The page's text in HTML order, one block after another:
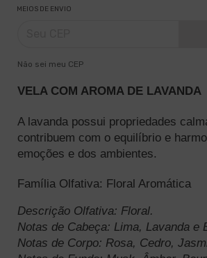
MEIOS DE ENVIO
Não sei meu CEP
VELA COM AROMA DE LAVANDA
A lavanda possui propriedades
contribuem com o equilíbrio e
emoções e dos ambientes.
Família Olfativa: Floral Aromática
Descrição Olfativa: Floral.
Notas de Cabeça: Lima, Lavanda e
Notas de Corpo: Rosa, Cedro,